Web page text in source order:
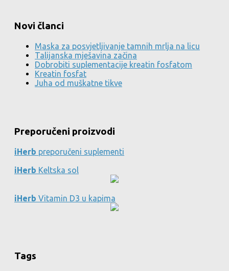
Novi članci
Maska za posvjetljivanje tamnih mrlja na licu
Talijanska mješavina začina
Dobrobiti suplementacije kreatin fosfatom
Kreatin fosfat
Juha od muškatne tikve
Preporučeni proizvodi
iHerb preporučeni suplementi
iHerb Keltska sol
iHerb Vitamin D3 u kapima
Tags